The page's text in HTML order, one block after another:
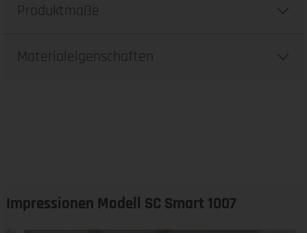
Produktmaße
Materialeigenschaften
Impressionen Modell SC Smart 1007